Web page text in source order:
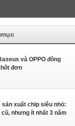
và OPPO đồng
đơn
xuất chip siêu nhỏ:
cũ, nhưng ít nhất 3 năm